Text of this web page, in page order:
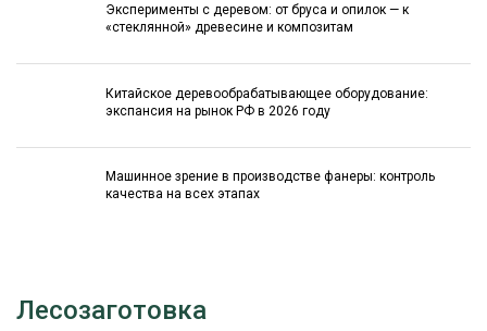
Эксперименты с деревом: от бруса и опилок — к
«стеклянной» древесине и композитам
Китайское деревообрабатывающее оборудование:
экспансия на рынок РФ в 2026 году
Машинное зрение в производстве фанеры: контроль
качества на всех этапах
Лесозаготовка